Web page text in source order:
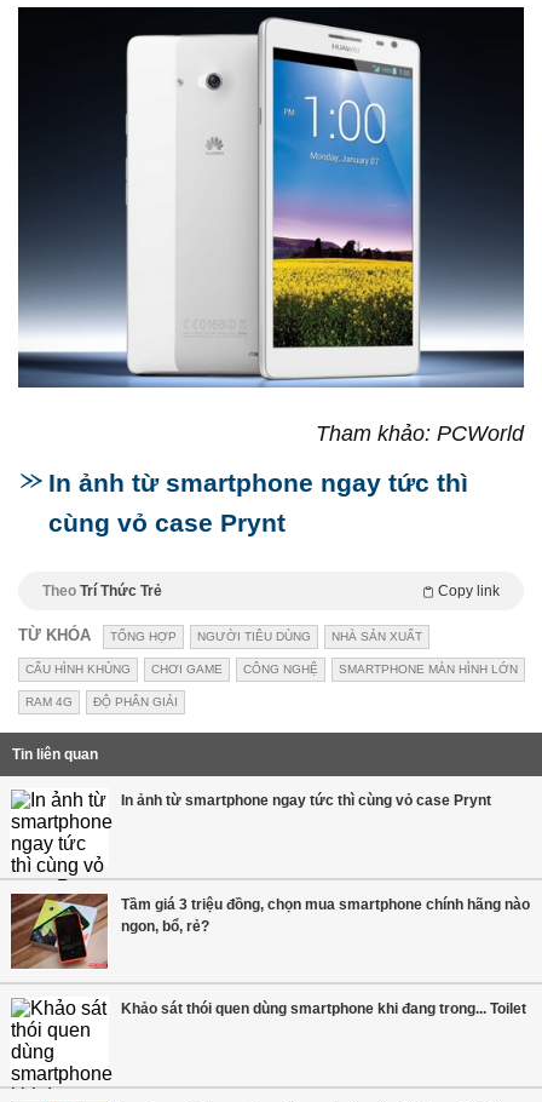
Tham khảo: PCWorld
In ảnh từ smartphone ngay tức thì
cùng vỏ case Prynt
Theo Trí Thức Trẻ Copy link
TỪ KHÓA TỔNG HỢP NGƯỜI TIÊU DÙNG NHÀ SẢN XUẤT
CẤU HÌNH KHỦNG CHƠI GAME CÔNG NGHỆ SMARTPHONE MÀN HÌNH LỚN
RAM 4G ĐỘ PHÂN GIẢI
Tin liên quan
In ảnh từ smartphone ngay tức thì cùng vỏ case Prynt
Tầm giá 3 triệu đồng, chọn mua smartphone chính hãng nào
ngon, bổ, rẻ?
Khảo sát thói quen dùng smartphone khi đang trong... Toilet